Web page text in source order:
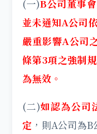
(一)B公司董事
並未通知A公司
嚴重影響A公司
條第3項之強制
為無效。
(二)如認為公司
定 ，則A公司為